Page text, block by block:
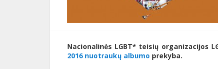
Nacionalinės LGBT* teisių organizacijos
2016 nuotraukų albumo prekyba.